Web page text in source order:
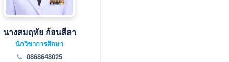
นางสมฤทัย ก้อนสีลา
นักวิชาการศึกษา
0868648025